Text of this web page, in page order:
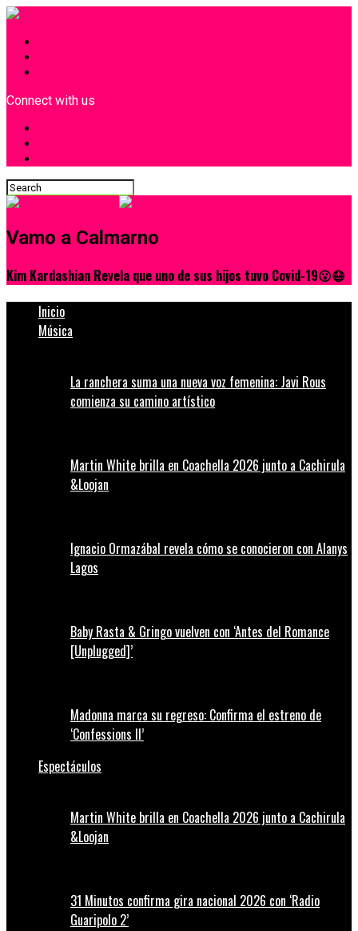
Connect with us
Vamo a Calmarno
Kim Kardashian Revela que uno de sus hijos tuvo Covid-19😮😷
Inicio
Música
La ranchera suma una nueva voz femenina: Javi Rous
comienza su camino artístico
Martin White brilla en Coachella 2026 junto a Cachirula
&Loojan
Ignacio Ormazábal revela cómo se conocieron con Alanys
Lagos
Baby Rasta & Gringo vuelven con ‘Antes del Romance
[Unplugged]’
Madonna marca su regreso: Confirma el estreno de
‘Confessions II’
Espectáculos
Martin White brilla en Coachella 2026 junto a Cachirula
&Loojan
31 Minutos confirma gira nacional 2026 con ‘Radio
Guaripolo 2’